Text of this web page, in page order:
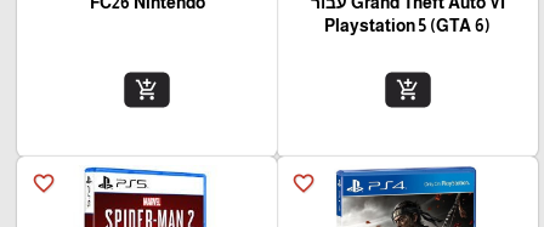
(Playstation 5 (GTA 6
add_shopping_cart
add_shopping_cart
favorite_border
favorite_border